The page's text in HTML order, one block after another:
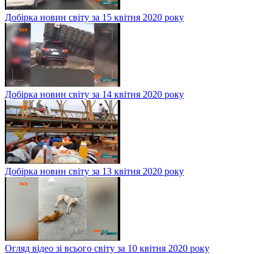
Добірка новин світу за 15 квітня 2020 року
Добірка новин світу за 14 квітня 2020 року
Добірка новин світу за 13 квітня 2020 року
Огляд відео зі всього світу за 10 квітня 2020 року